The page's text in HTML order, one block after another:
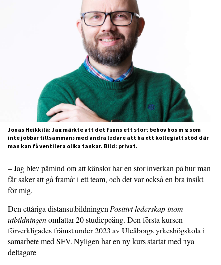
Jonas Heikkilä: Jag märkte att det fanns ett stort behov hos mig som
inte jobbar tillsammans med andra ledare att ha ett kollegialt stöd där
man kan få ventilera olika tankar. Bild: privat.
– Jag blev påmind om att känslor har en stor inverkan på hur man
får saker att gå framåt i ett team, och det var också en bra insikt
för mig.
Den ettåriga distansutbildningen Positivt ledarskap inom
utbildningenomfattar 20 studiepoäng. Den första kursen
förverkligades främst under 2023 av Uleåborgs yrkeshögskola i
samarbete med SFV. Nyligen har en ny kurs startat med nya
deltagare.